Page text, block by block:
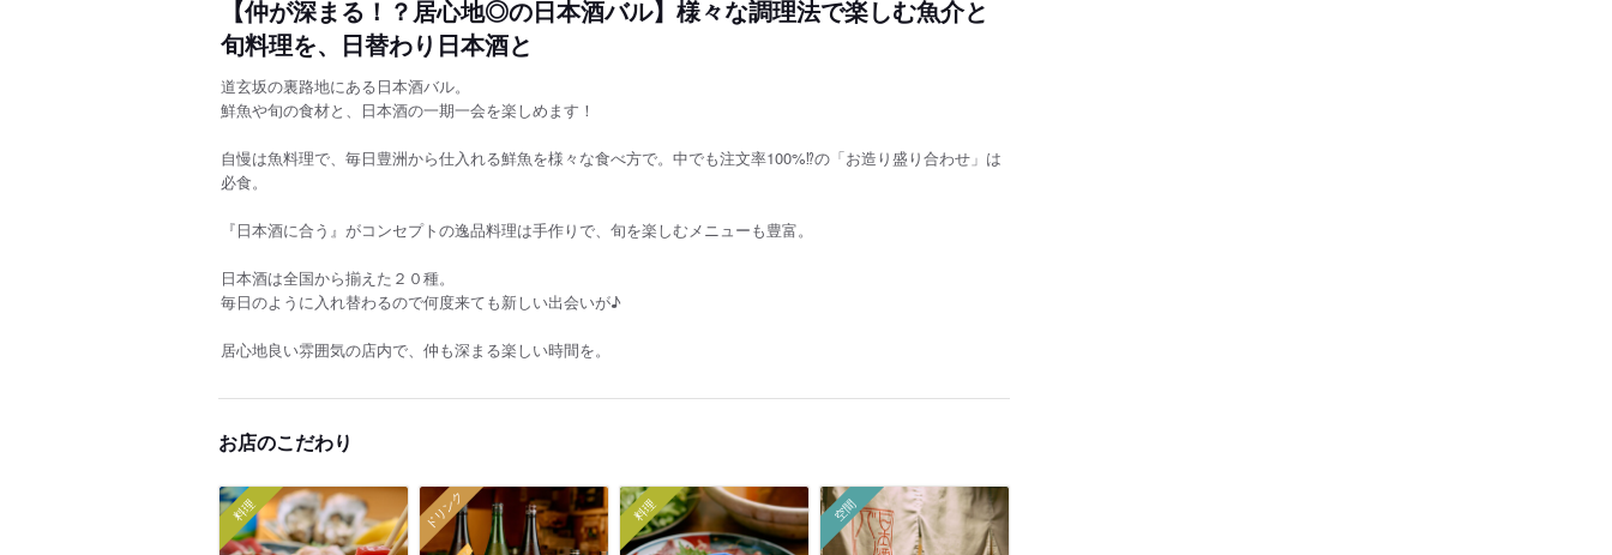
【仲が深まる！？居心地◎の日本酒バル】様々な調理法で楽しむ魚介と
旬料理を、日替わり日本酒と
道玄坂の裏路地にある日本酒バル。
鮮魚や旬の食材と、日本酒の一期一会を楽しめます！
自慢は魚料理で、毎日豊洲から仕入れる鮮魚を様々な食べ方で。中でも注文率100%⁉︎の「お造り盛り合わせ」は
必食。
『日本酒に合う』がコンセプトの逸品料理は手作りで、旬を楽しむメニューも豊富。
日本酒は全国から揃えた２０種。
毎日のように入れ替わるので何度来ても新しい出会いが♪
居心地良い雰囲気の店内で、仲も深まる楽しい時間を。
お店のこだわり
料理 ドリンク 料理 空間